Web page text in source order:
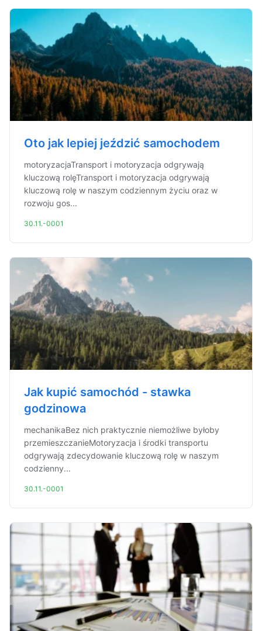
Oto jak lepiej jeździć samochodem
motoryzacjaTransport i motoryzacja odgrywają
kluczową rolęTransport i motoryzacja odgrywają
kluczową rolę w naszym codziennym życiu oraz w
rozwoju gos...
30.11.-0001
Jak kupić samochód - stawka
godzinowa
mechanikaBez nich praktycznie niemożliwe byłoby
przemieszczanieMotoryzacja i środki transportu
odgrywają zdecydowanie kluczową rolę w naszym
codzienny...
30.11.-0001